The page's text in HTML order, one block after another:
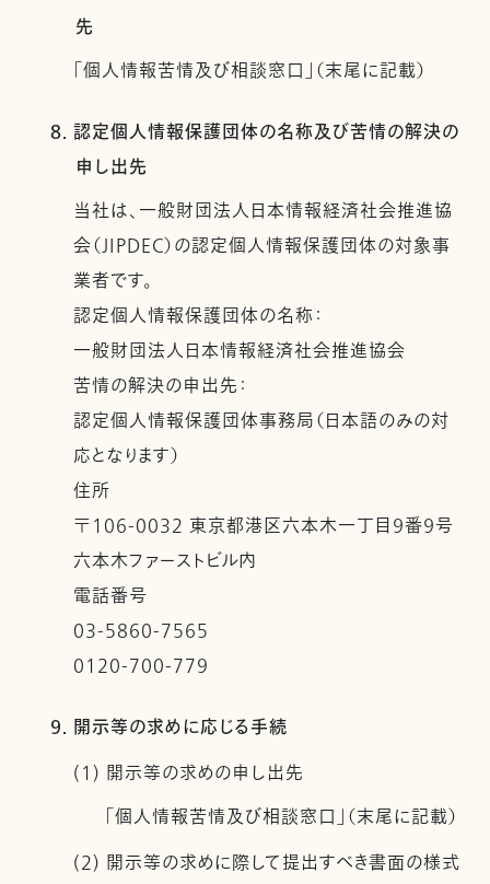
先
「個人情報苦情及び相談窓口」（末尾に記載）
8. 認定個人情報保護団体の名称及び苦情の解決の
申し出先
当社は、一般財団法人日本情報経済社会推進協
会（JIPDEC）の認定個人情報保護団体の対象事
業者です。
認定個人情報保護団体の名称：
一般財団法人日本情報経済社会推進協会
苦情の解決の申出先：
認定個人情報保護団体事務局（日本語のみの対
応となります）
住所
〒106-0032 東京都港区六本木一丁目９番９号
六本木ファーストビル内
電話番号
03-5860-7565
0120-700-779
9. 開示等の求めに応じる手続
(1) 開示等の求めの申し出先
「個人情報苦情及び相談窓口」（末尾に記載）
(2) 開示等の求めに際して提出すべき書面の様式